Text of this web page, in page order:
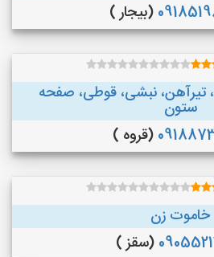
(بیجار )
تیرآهن، نبشی، قوطی، صفحه
ستون
(قروه )
خاموت زن
(سقز )